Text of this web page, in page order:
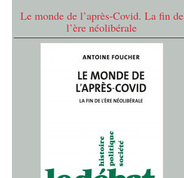
Le monde de l’après-Covid. La fin de
l’ère néolibérale